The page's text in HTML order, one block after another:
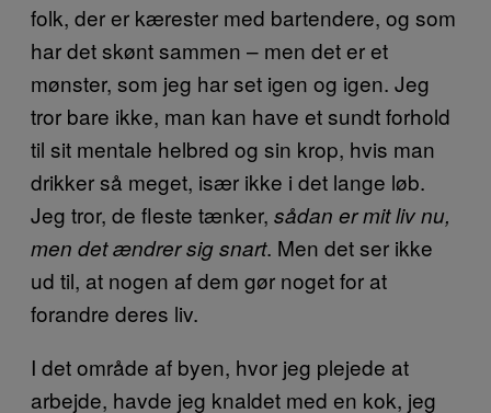
folk, der er kærester med bartendere, og som
har det skønt sammen – men det er et
mønster, som jeg har set igen og igen. Jeg
tror bare ikke, man kan have et sundt forhold
til sit mentale helbred og sin krop, hvis man
drikker så meget, især ikke i det lange løb.
Jeg tror, de fleste tænker, sådan er mit liv nu,
men det ændrer sig snart. Men det ser ikke
ud til, at nogen af dem gør noget for at
forandre deres liv.
I det område af byen, hvor jeg plejede at
arbejde, havde jeg knaldet med en kok, jeg